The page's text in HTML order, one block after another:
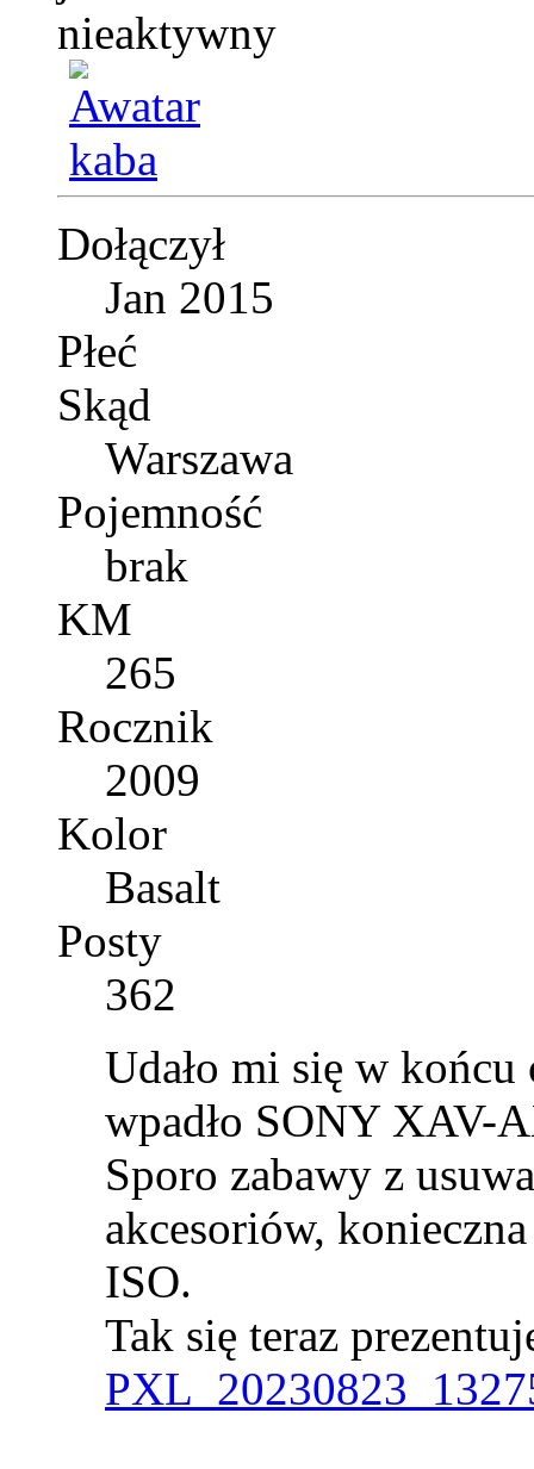
Dołączył
Jan 2015
Płeć
Skąd
Warszawa
Pojemność
brak
KM
265
Rocznik
2009
Kolor
Basalt
Posty
362
Udało mi się w
wpadło SONY XAV-
Sporo zabawy z
akcesoriów,
ISO.
Tak się teraz